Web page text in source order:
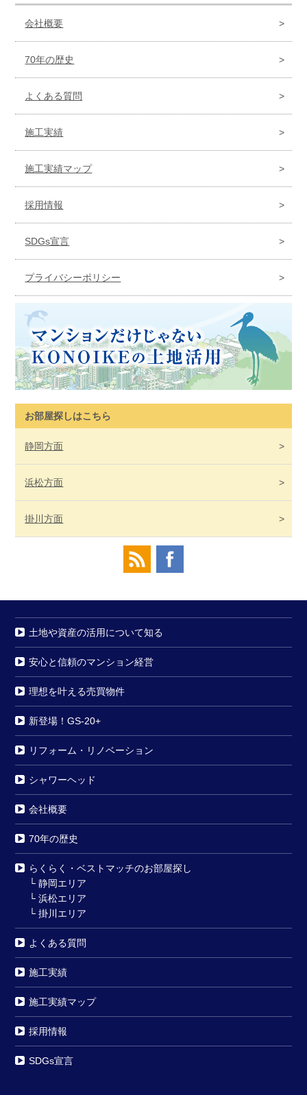
会社概要
70年の歴史
よくある質問
施工実績
施工実績マップ
採用情報
SDGs宣言
プライバシーポリシー
お部屋探しはこちら
静岡方面
浜松方面
掛川方面
土地や資産の活用について知る
安心と信頼のマンション経営
理想を叶える売買物件
新登場！GS-20+
リフォーム・リノベーション
シャワーヘッド
会社概要
70年の歴史
らくらく・ベストマッチのお部屋探し
└静岡エリア
└浜松エリア
└掛川エリア
よくある質問
施工実績
施工実績マップ
採用情報
SDGs宣言